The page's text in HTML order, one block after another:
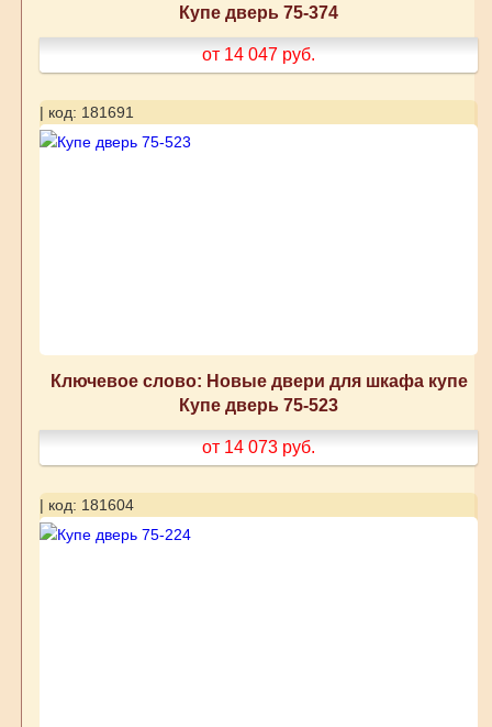
Купе дверь 75-374
от 14 047 руб.
| код: 181691
Ключевое слово: Новые двери для шкафа купе
Купе дверь 75-523
от 14 073 руб.
| код: 181604